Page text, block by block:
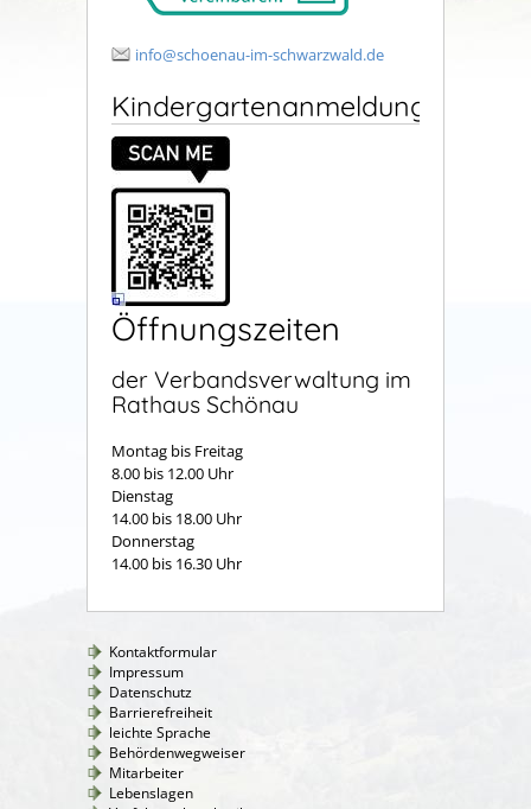
info@schoenau-im-schwarzwald.de
Kindergartenanmeldung
Öffnungszeiten
der Verbandsverwaltung im
Rathaus Schönau
Montag bis Freitag
8.00 bis 12.00 Uhr
Dienstag
14.00 bis 18.00 Uhr
Donnerstag
14.00 bis 16.30 Uhr
Kontaktformular
Impressum
Datenschutz
Barrierefreiheit
leichte Sprache
Behördenwegweiser
Mitarbeiter
Lebenslagen